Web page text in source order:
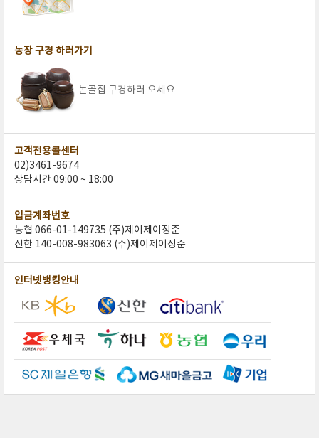
농장 구경 하러가기
논골집 구경하러 오세요
고객전용콜센터
02)3461-9674
상담시간 09:00 ~ 18:00
입금계좌번호
농협 066-01-149735 (주)제이제이정준
신한 140-008-983063 (주)제이제이정준
인터넷뱅킹안내